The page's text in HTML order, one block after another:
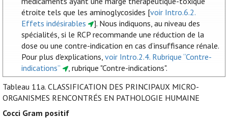
étroite tels que les aminoglycosides [voir Intro.6.2.
Effets indésirables
]. Nous indiquons, au niveau des
spécialités, si le RCP recommande une réduction de la
dose ou une contre-indication en cas d’insuffisance rénale.
Pour plus d'explications,voir Intro.2.4. Rubrique “Contre-
indications”
, rubrique "Contre-indications".
Tableau 11a. CLASSIFICATION DES PRINCIPAUX MICRO-
ORGANISMES RENCONTRÉS EN PATHOLOGIE HUMAINE
Cocci Gram positif